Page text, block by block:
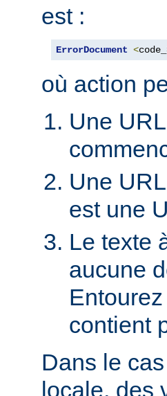
est :
ErrorDocument <
où action
Une
Une
est une
Le texte
aucune
contient
Dans le
locale, des